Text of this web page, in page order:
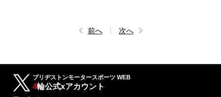
前へ 次へ
ブリヂストンモータースポーツ WEB
4輪公式xアカウント